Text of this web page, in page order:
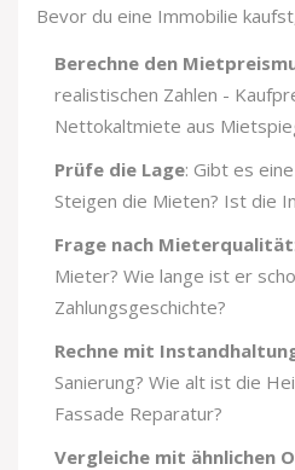
Bevor du eine Immobilie
Berechne den
realistischen Zahlen -
Nettokaltmiete aus
Prüfe die Lage: Gibt es
Steigen die Mieten? Ist die
Frage nach Mieterqualität
Mieter? Wie lange ist er
Zahlungsgeschichte?
Rechne mit
Sanierung? Wie alt ist die
Fassade Reparatur?
Vergleiche mit ähnlichen